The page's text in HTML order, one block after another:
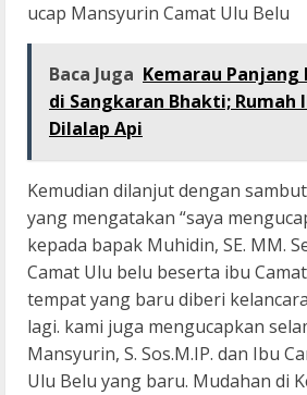
ucap Mansyurin Camat Ulu Belu
Baca Juga Kemarau Panjang
di Sangkaran Bhakti; Rumah
Dilalap Api
Kemudian dilanjut dengan
yang mengatakan “saya
kepada bapak Muhidin, SE. MM.
Camat Ulu belu beserta ibu
tempat yang baru diberi
lagi. kami juga mengucapkan
Mansyurin, S. Sos.M.IP. dan Ibu
Ulu Belu yang baru. Mudahan di